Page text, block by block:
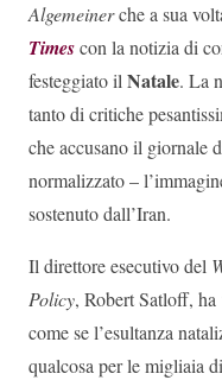
Algemeinerche a sua
Timescon la notizia di
festeggiato ilNatale. La
tanto di critiche
che accusano il giornale
normalizzato –
sostenuto dall’Iran.
Il direttore esecutivo del
Policy, Robert Satloff,
come se l’esultanza
qualcosa per le migliaia di